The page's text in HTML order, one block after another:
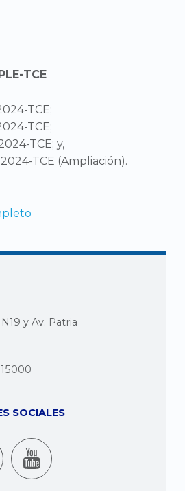
TCE
TCE;
TCE;
TCE; y,
TCE (Ampliación).
y Av. Patria
SOCIALES